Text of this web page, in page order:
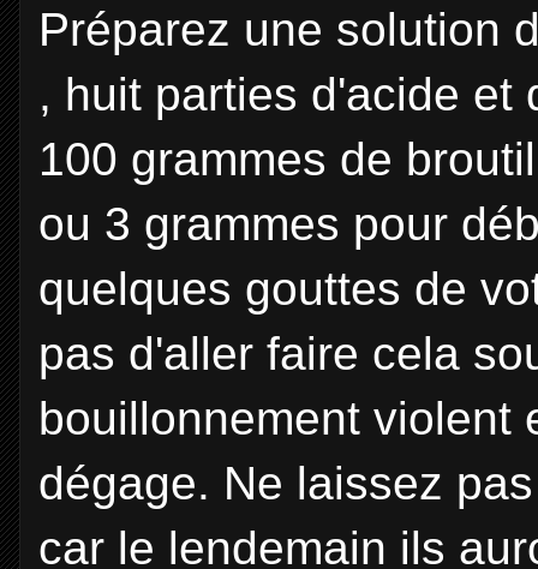
Préparez une solution
, huit parties d'acide et
100 grammes de
ou 3 grammes pour
quelques gouttes de
pas d'aller faire cela
bouillonnement violent
dégage. Ne laissez
car le lendemain ils